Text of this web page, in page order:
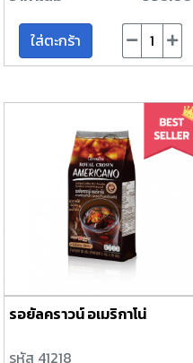
ใส่ตะกร้า
รอยัลคราวน์ อเมริกาโน่
รหัส 41218